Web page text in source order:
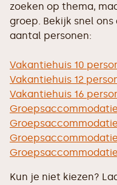
zoeken op thema,
groep. Bekijk snel
aantal personen:
Vakantiehuis 10
Vakantiehuis 12
Vakantiehuis 16
Kun je niet kiezen?